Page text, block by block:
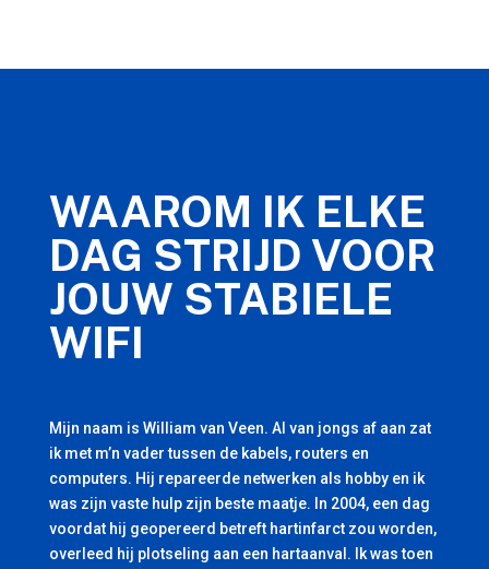
WAAROM IK ELKE
DAG STRIJD VOOR
JOUW STABIELE
WIFI
Mijn naam is William van Veen. Al van jongs af aan zat
ik met m’n vader tussen de kabels, routers en
computers. Hij repareerde netwerken als hobby en ik
was zijn vaste hulp zijn beste maatje. In 2004, een dag
voordat hij geopereerd betreft hartinfarct zou worden,
overleed hij plotseling aan een hartaanval. Ik was toen